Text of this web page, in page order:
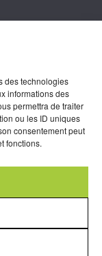
des technologies
informations des
permettra de traiter
ou les ID uniques
consentement peut
fonctions.